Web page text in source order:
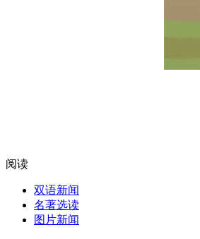
阅读
双语新闻
名著选读
图片新闻